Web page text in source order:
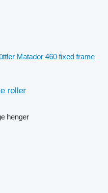
Matador 460 fixed frame
roller
henger